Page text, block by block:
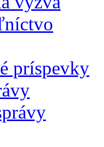
príspevky